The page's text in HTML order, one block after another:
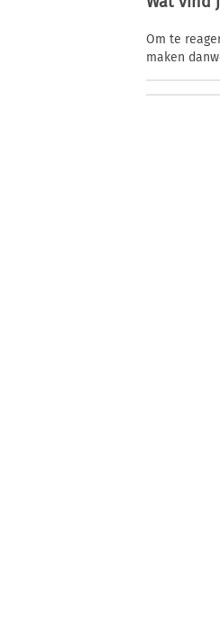
Om te
maken